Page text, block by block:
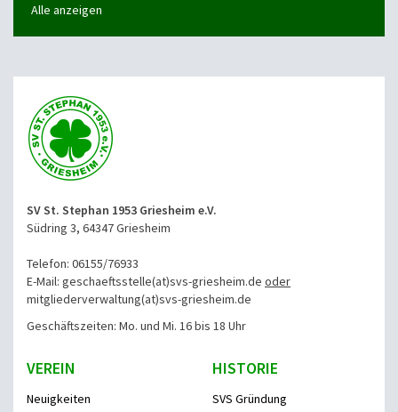
Alle anzeigen
SV St. Stephan 1953 Griesheim e.V.
Südring 3, 64347 Griesheim
Telefon: 06155/76933
E-Mail: geschaeftsstelle(at)svs-griesheim.de oder
mitgliederverwaltung(at)svs-griesheim.de
Geschäftszeiten: Mo. und Mi. 16 bis 18 Uhr
VEREIN
Neuigkeiten
HISTORIE
SVS Gründung